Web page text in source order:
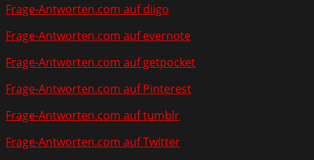
Frage-Antworten.com auf diigo
Frage-Antworten.com auf evernote
Frage-Antworten.com auf getpocket
Frage-Antworten.com auf Pinterest
Frage-Antworten.com auf tumblr
Frage-Antworten.com auf Twitter